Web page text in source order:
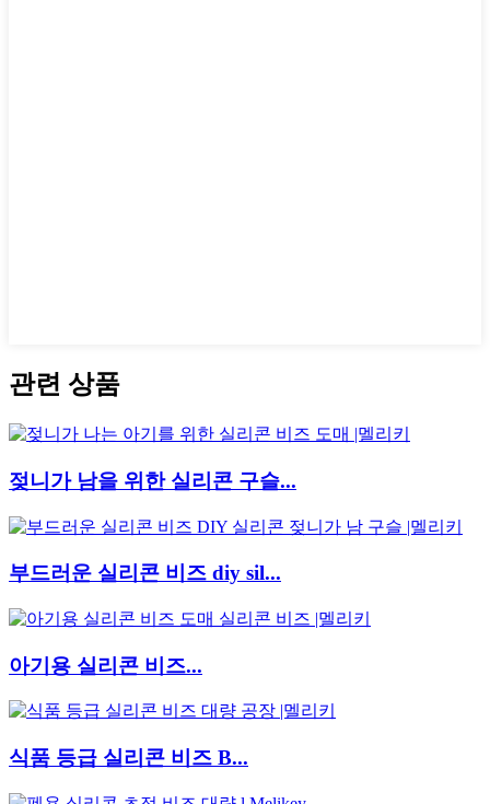
관련 상품
젖니가 남을 위한 실리콘 구슬...
부드러운 실리콘 비즈 diy sil...
아기용 실리콘 비즈...
식품 등급 실리콘 비즈 B...